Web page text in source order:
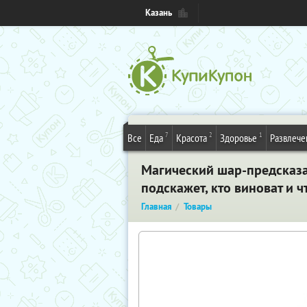
Казань
Все Еда 7 Красота 2 Здоровье 1
Магический шар-
подскажет, кто виноват и
Главная Товары